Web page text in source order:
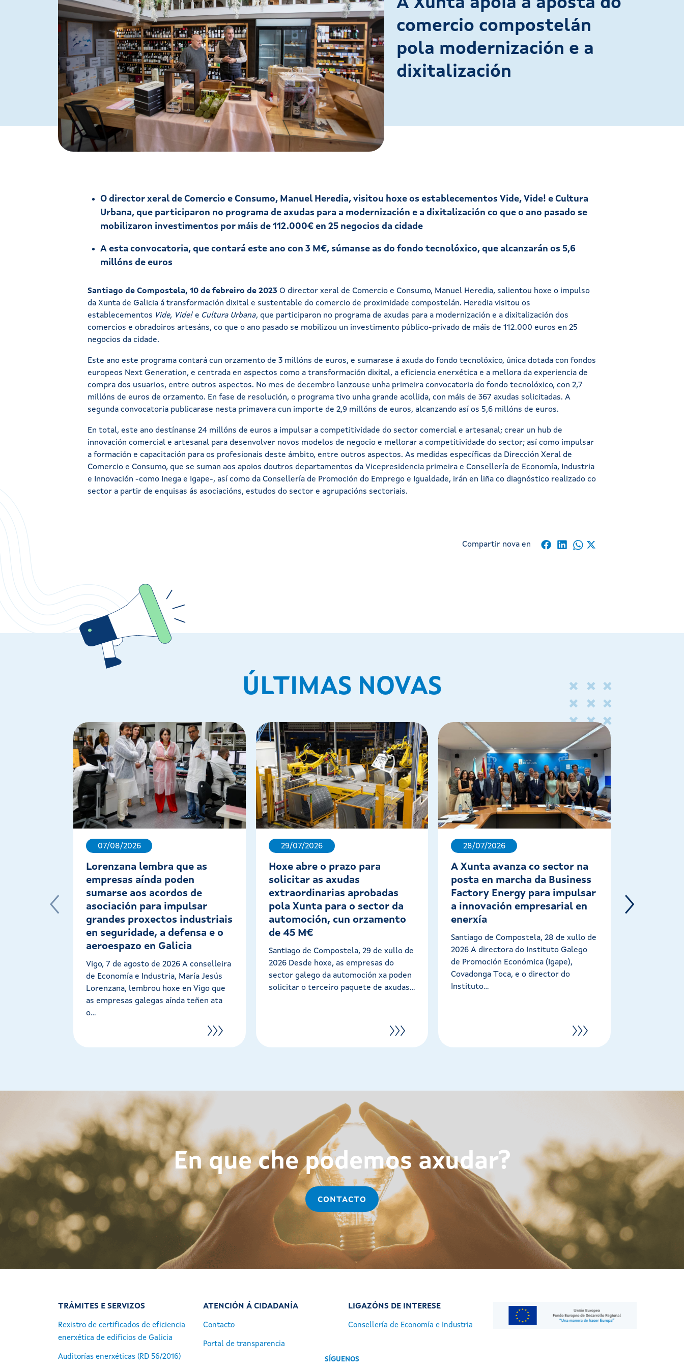
comercio compostelán
pola modernización e a
dixitalización
O director xeral de Comercio e Consumo, Manuel Heredia, visitou hoxe os establecementos Vide, Vide! e Cultura
Urbana, que participaron no programa de axudas para a modernización e a dixitalización co que o ano pasado se
mobilizaron investimentos por máis de 112.000€ en 25 negocios da cidade
A esta convocatoria, que contará este ano con 3 M€, súmanse as do fondo tecnolóxico, que alcanzarán os 5,6
millóns de euros
Santiago de Compostela, 10 de febreiro de 2023 O director xeral de Comercio e Consumo, Manuel Heredia, salientou hoxe o impulso
da Xunta de Galicia á transformación dixital e sustentable do comercio de proximidade compostelán. Heredia visitou os
establecementos Vide, Vide! e Cultura Urbana, que participaron no programa de axudas para a modernización e a dixitalización dos
comercios e obradoiros artesáns, co que o ano pasado se mobilizou un investimento público-privado de máis de 112.000 euros en 25
negocios da cidade.
Este ano este programa contará cun orzamento de 3 millóns de euros, e sumarase á axuda do fondo tecnolóxico, única dotada con fondos
europeos Next Generation, e centrada en aspectos como a transformación dixital, a eficiencia enerxética e a mellora da experiencia de
compra dos usuarios, entre outros aspectos. No mes de decembro lanzouse unha primeira convocatoria do fondo tecnolóxico, con 2,7
millóns de euros de orzamento. En fase de resolución, o programa tivo unha grande acollida, con máis de 367 axudas solicitadas. A
segunda convocatoria publicarase nesta primavera cun importe de 2,9 millóns de euros, alcanzando así os 5,6 millóns de euros.
En total, este ano destínanse 24 millóns de euros a impulsar a competitividade do sector comercial e artesanal; crear un hub de
innovación comercial e artesanal para desenvolver novos modelos de negocio e mellorar a competitividade do sector; así como impulsar
a formación e capacitación para os profesionais deste ámbito, entre outros aspectos. As medidas específicas da Dirección Xeral de
Comercio e Consumo, que se suman aos apoios doutros departamentos da Vicepresidencia primeira e Consellería de Economía, Industria
e Innovación -como Inega e Igape-, así como da Consellería de Promoción do Emprego e Igualdade, irán en liña co diagnóstico realizado co
sector a partir de enquisas ás asociacións, estudos do sector e agrupacións sectoriais.
Compartir nova en
ÚLTIMAS NOVAS
07/08/2026
Lorenzana lembra que as
empresas aínda poden
sumarse aos acordos de
asociación para impulsar
grandes proxectos industriais
en seguridade, a defensa e o
aeroespazo en Galicia
Vigo, 7 de agosto de 2026 A conselleira
de Economía e Industria, María Jesús
Lorenzana, lembrou hoxe en Vigo que
as empresas galegas aínda teñen ata
o...
29/07/2026
Hoxe abre o prazo para
solicitar as axudas
extraordinarias aprobadas
pola Xunta para o sector da
automoción, cun orzamento
de 45 M€
Santiago de Compostela, 29 de xullo de
2026 Desde hoxe, as empresas do
sector galego da automoción xa poden
solicitar o terceiro paquete de axudas...
28/07/2026
A Xunta avanza co sector na
posta en marcha da Business
Factory Energy para impulsar
a innovación empresarial en
enerxía
Santiago de Compostela, 28 de xullo de
2026 A directora do Instituto Galego
de Promoción Económica (Igape),
Covadonga Toca, e o director do
Instituto...
En que che podemos axudar?
CONTACTO
TRÁMITES E SERVIZOS
Rexistro de certificados de eficiencia
enerxética de edificios de Galicia
Auditorías enerxéticas (RD 56/2016)
ATENCIÓN Á CIDADANÍA
Contacto
Portal de transparencia
LIGAZÓNS DE INTERESE
Consellería de Economía e Industria
SÍGUENOS